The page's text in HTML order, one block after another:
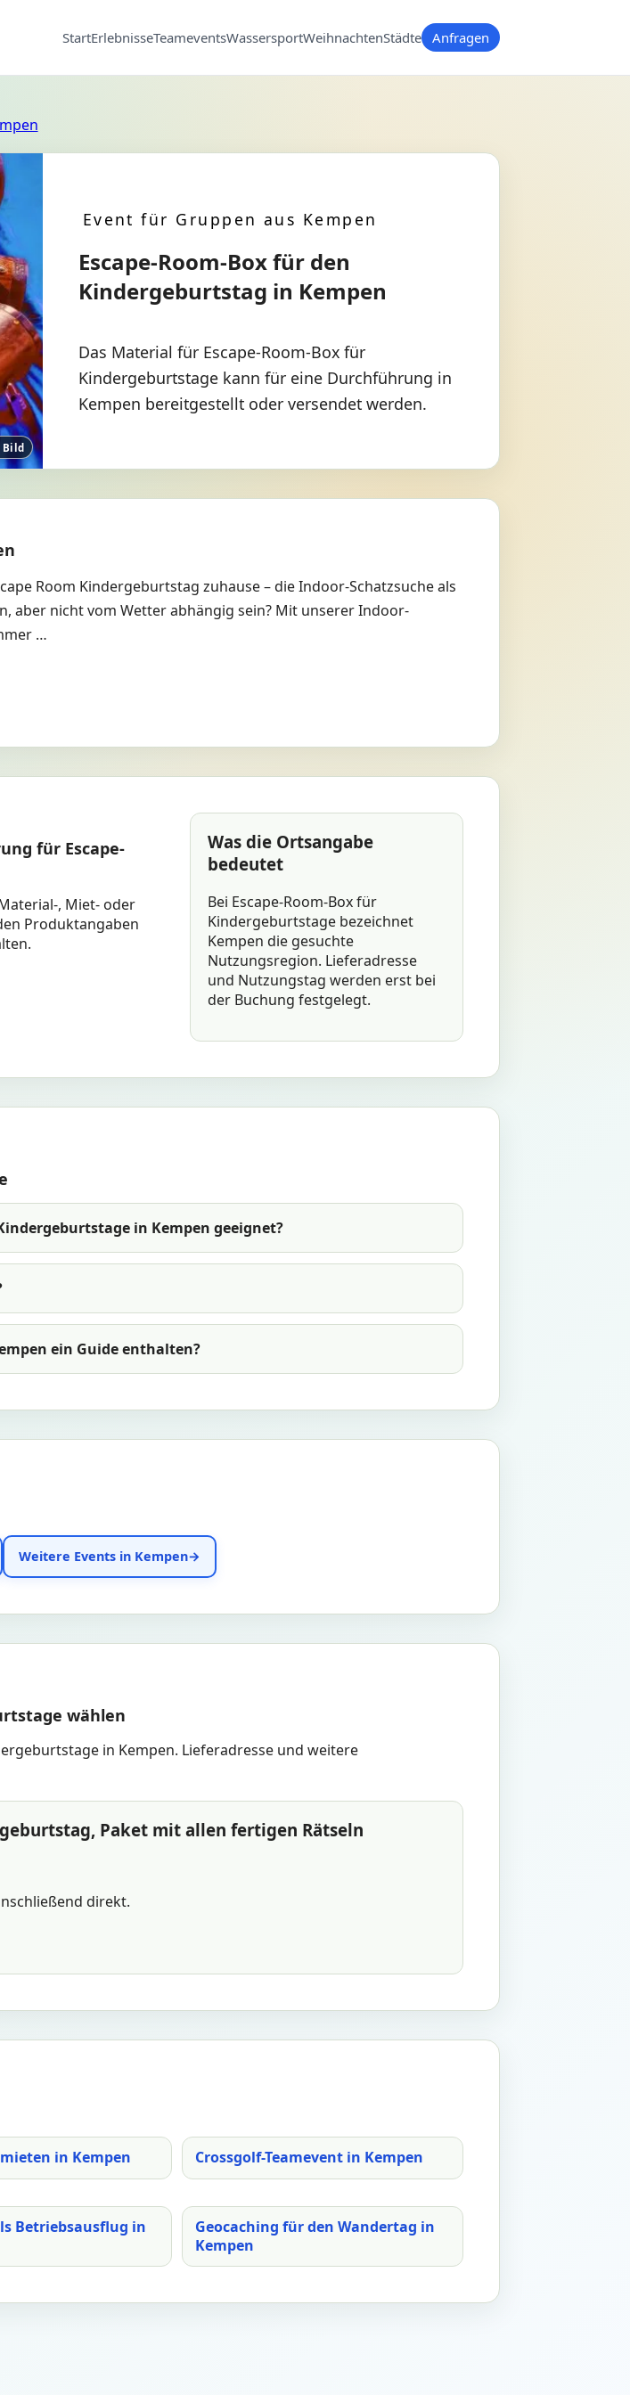
StartErlebnisseTeameventsWassersportWeihnachtenStädte Anfragen
Bild
Event für Gruppen aus Kempen
Escape-Room-Box für den
Kindergeburtstag in Kempen
Das Material für Escape-Room-Box für
Kindergeburtstage kann für eine Durchführung in
Kempen bereitgestellt oder versendet werden.
Room Kindergeburtstag zuhause – die Indoor-Schatzsuche als
aber nicht vom Wetter abhängig sein? Mit unserer Indoor-
…
für Escape-
, Miet- oder
Produktangaben
Was die Ortsangabe
bedeutet
Bei Escape-Room-Box für
Kindergeburtstage bezeichnet
Kempen die gesuchte
Nutzungsregion. Lieferadresse
und Nutzungstag werden erst bei
der Buchung festgelegt.
in Kempen geeignet?
ein Guide enthalten?
Weitere Events in Kempen
wählen
in Kempen. Lieferadresse und weitere
Paket mit allen fertigen Rätseln
direkt.
in Kempen Crossgolf-Teamevent in Kempen
Betriebsausflug in
Geocaching für den Wandertag in
Kempen